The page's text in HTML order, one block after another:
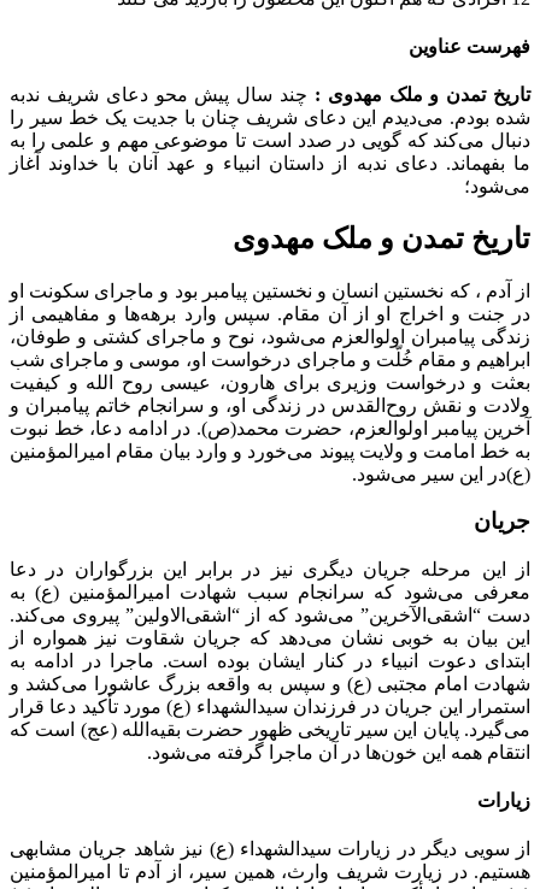
فهرست عناوین
تاریخ تمدن و ملک مهدوی : چند سال پیش محو دعای شریف ندبه
شده بودم. می‌دیدم این دعای شریف چنان با جدیت یک خط سیر را
دنبال می‌کند که گویی در صدد است تا موضوعی مهم و علمی را به
ما بفهماند. دعای ندبه از داستان انبیاء و عهد آنان با خداوند آغاز
می‌شود؛
تاریخ تمدن و ملک مهدوی
از آدم ، که نخستین انسان و نخستین پیامبر بود و ماجرای سکونت او
در جنت و اخراج او از آن مقام. سپس وارد برهه‌ها و مفاهیمی از
زندگی پیامبران اولوالعزم می‌شود، نوح و ماجرای کشتی و طوفان،
ابراهیم و مقام خُلّت و ماجرای درخواست او، موسی و ماجرای شب
بعثت و درخواست وزیری برای هارون، عیسی روح الله و کیفیت
ولادت و نقش روح‌القدس در زندگی او، و سرانجام خاتم پیامبران و
آخرین پیامبر اولوالعزم، حضرت محمد(ص). در ادامه دعا، خط نبوت
به خط امامت و ولایت پیوند می‌خورد و وارد بیان مقام امیرالمؤمنین
(ع)در این سیر می‌شود.
جریان
از این مرحله جریان دیگری نیز در برابر این بزرگواران در دعا
معرفی می‌شود که سرانجام سبب شهادت امیرالمؤمنین (ع) به
دست “اشقی‌الآخرین” می‌شود که از “اشقی‌الاولین” پیروی می‌کند.
این بیان به خوبی نشان می‌دهد که جریان شقاوت نیز همواره از
ابتدای دعوت انبیاء در کنار ایشان بوده است. ماجرا در ادامه به
شهادت امام مجتبی (ع) و سپس به واقعه بزرگ عاشورا می‌کشد و
استمرار این جریان در فرزندان سیدالشهداء (ع) مورد تأکید دعا قرار
می‌گیرد. پایان این سیر تاریخی ظهور حضرت بقیه‌الله (عج) است که
انتقام همه این خون‌ها در آن ماجرا گرفته می‌شود.
زیارات
از سویی دیگر در زیارات سیدالشهداء (ع) نیز شاهد جریان مشابهی
هستیم. در زیارت شریف وارث، همین سیر، از آدم تا امیرالمؤمنین